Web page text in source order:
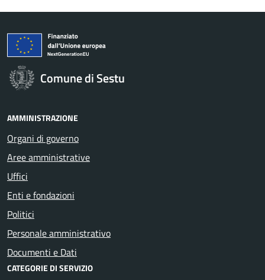
Comune di Sestu
AMMINISTRAZIONE
Organi di governo
Aree amministrative
Uffici
Enti e fondazioni
Politici
Personale amministrativo
Documenti e Dati
CATEGORIE DI SERVIZIO